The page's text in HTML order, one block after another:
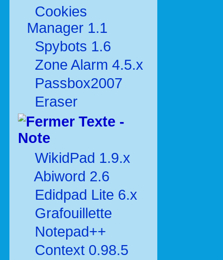
Cookies
Manager 1.1
Spybots 1.6
Zone Alarm 4.5.x
Passbox2007
Eraser
Texte -
Note
WikidPad 1.9.x
Abiword 2.6
Edidpad Lite 6.x
Grafouillette
Notepad++
Context 0.98.5